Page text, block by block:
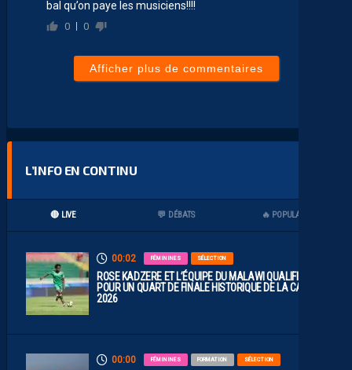
bal qu’on paye les musiciens!!!!
0 0
Afficher plus de commentaires
L’INFO EN CONTINU
🔴 LIVE 💬 DÉBATS 🔥 POPULAIRES
00:02 FÉMININES SÉLECTION
ROSE KADZERE ET L’ÉQUIPE DU MALAWI QUALIFIÉES
POUR UN QUART DE FINALE HISTORIQUE DE LA CAN
2026
00:00 FÉMININES FORMATION SÉLECTION